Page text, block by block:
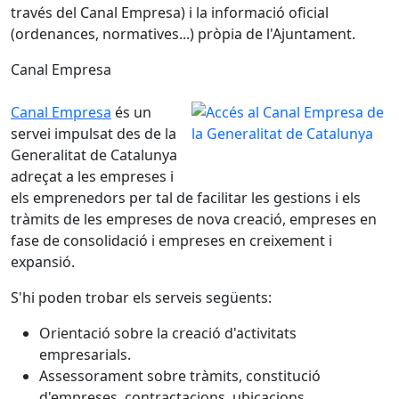
través del Canal Empresa) i la informació oficial
(ordenances, normatives...) pròpia de l'Ajuntament.
Canal Empresa
Canal Empresa és un
servei impulsat des de la
Generalitat de Catalunya
adreçat a les empreses i
els emprenedors per tal de facilitar les gestions i els
tràmits de les empreses de nova creació, empreses en
fase de consolidació i empreses en creixement i
expansió.
S'hi poden trobar els serveis següents:
Orientació sobre la creació d'activitats
empresarials.
Assessorament sobre tràmits, constitució